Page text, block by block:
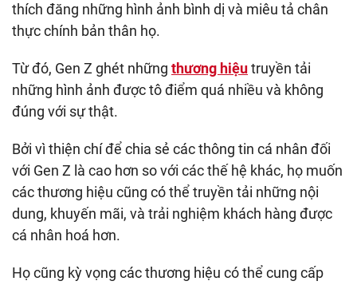
thích đăng những hình ảnh bình dị và miêu tả chân
thực chính bản thân họ.
Từ đó, Gen Z ghét những thương hiệutruyền tải
những hình ảnh được tô điểm quá nhiều và không
đúng với sự thật.
Bởi vì thiện chí để chia sẻ các thông tin cá nhân đối
với Gen Z là cao hơn so với các thế hệ khác, họ muốn
các thương hiệu cũng có thể truyền tải những nội
dung, khuyến mãi, và trải nghiệm khách hàng được
cá nhân hoá hơn.
Họ cũng kỳ vọng các thương hiệu có thể cung cấp